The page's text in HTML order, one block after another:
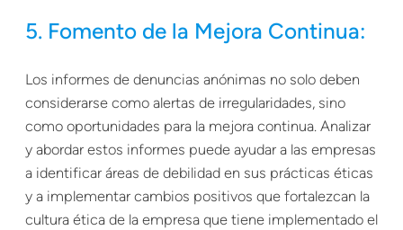
5. Fomento de la Mejora Continua:
Los informes de denuncias anónimas no solo deben
considerarse como alertas de irregularidades, sino
como oportunidades para la mejora continua. Analizar
y abordar estos informes puede ayudar a las empresas
a identificar áreas de debilidad en sus prácticas éticas
y a implementar cambios positivos que fortalezcan la
cultura ética de la empresa que tiene implementado el